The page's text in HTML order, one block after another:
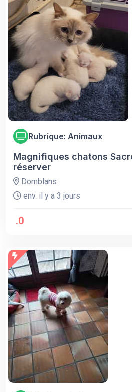
Rubrique: Animaux
Magnifiques chatons
réserver
Domblans
env. il y a 3 jours
.0